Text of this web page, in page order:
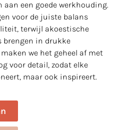
een goede werkhouding.
voor de juiste balans
terwijl akoestische
brengen in drukke
we het geheel af met
voor detail, zodat elke
maar ook inspireert.